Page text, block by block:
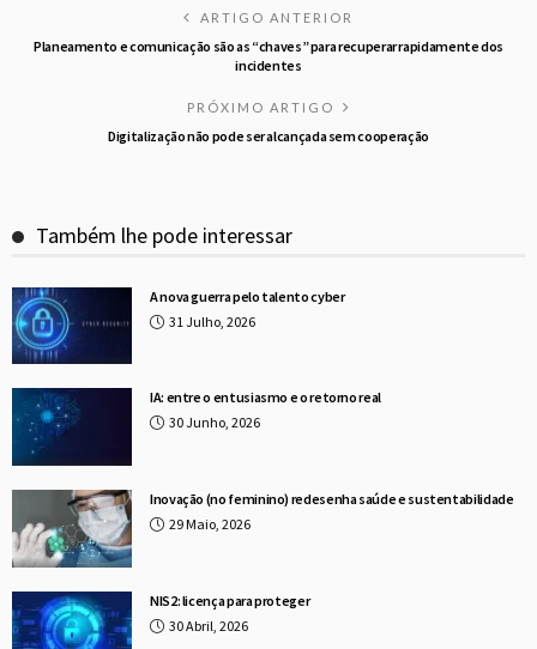
ARTIGO ANTERIOR
Planeamento e comunicação são as “chaves” para recuperar rapidamente dos
incidentes
PRÓXIMO ARTIGO
Digitalização não pode ser alcançada sem cooperação
Também lhe pode interessar
A nova guerra pelo talento cyber
31 Julho, 2026
IA: entre o entusiasmo e o retorno real
30 Junho, 2026
Inovação (no feminino) redesenha saúde e sustentabilidade
29 Maio, 2026
NIS2: licença para proteger
30 Abril, 2026